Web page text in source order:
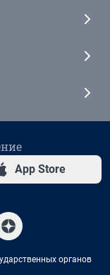
App Store
органов